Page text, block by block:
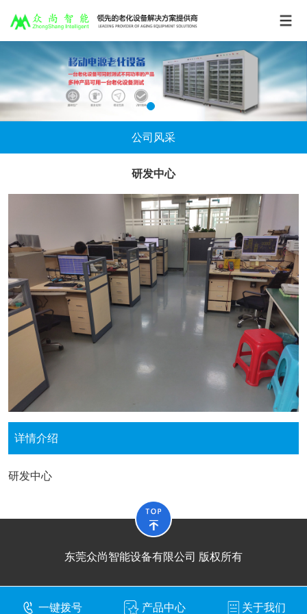
公司风采
研发中心
详情介绍
研发中心
东莞众尚智能设备有限公司 版权所有
一键拨号 产品中心 关于我们